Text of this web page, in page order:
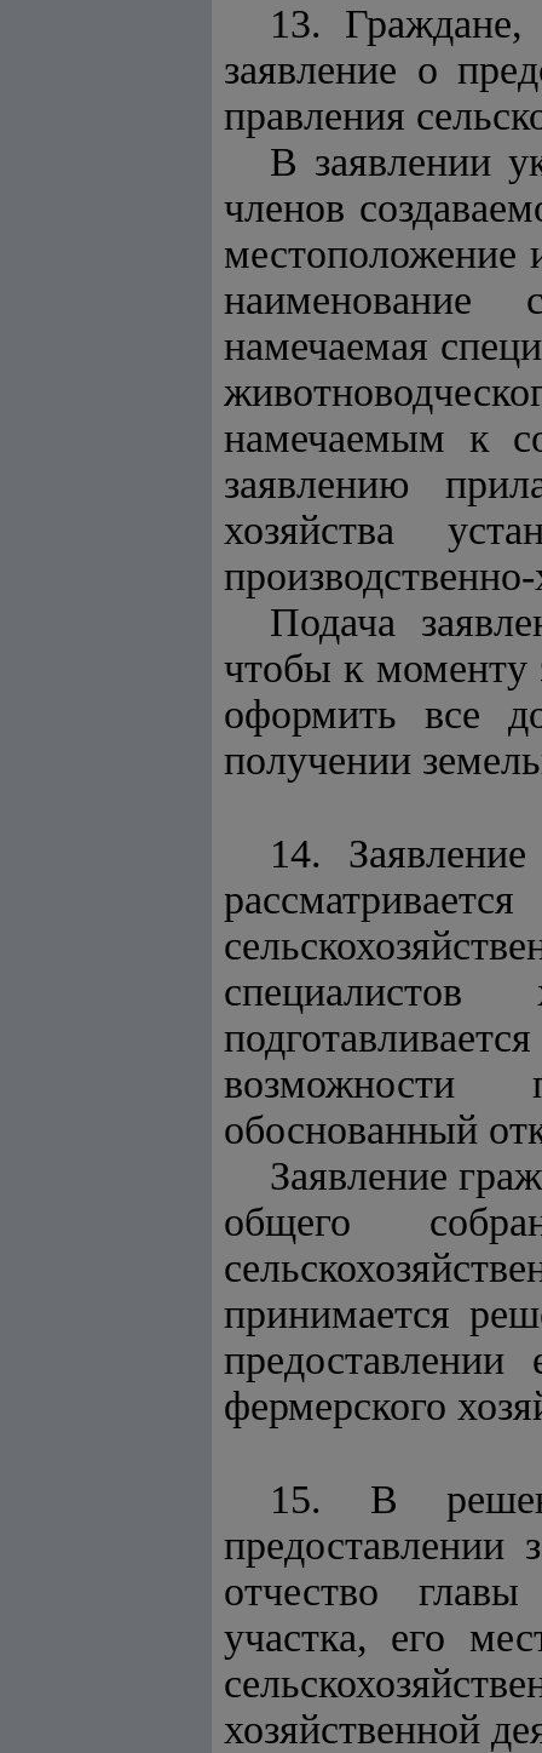
13. Граждане,
заявление о
правления
В заявлении
членов
местоположение
наименование
намечаемая
намечаемым к
заявлению
хозяйства
Подача
чтобы к моменту
оформить все
получении
14.
специалистов
возможности
обоснованный
Заявление
общего
принимается
фермерского
15. В
предоставлении
отчество
участка, его
хозяйственной